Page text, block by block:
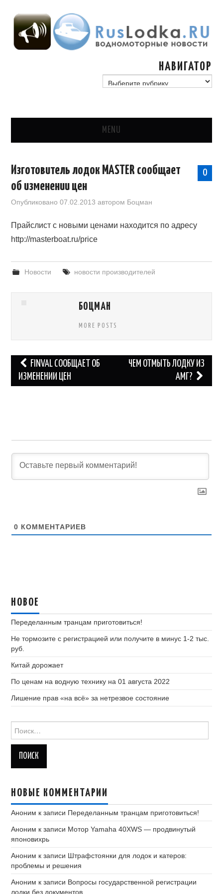
НАВИГАТОР
навигатор
MENU
СТАТЬИ
ГИМС, ГОСУДАРСТВО
0
Изготовитель лодок MASTER сообщает
об изменении цен
Опубликовано07.02.2013 автором Боцман
Прайслист с новыми ценами находится по адресу
http://masterboat.ru/price
Новости новости производителей
БОЦМАН
MORE POSTS
Навигация
по
FINVAL СООБЩАЕТ ОБ
ИЗМЕНЕНИИ ЦЕН
ЧЕМ ОТМЫТЬ ЛОДКУ ИЗ
АМГ?
0 КОММЕНТАРИЕВ
НОВОЕ
Переделанным транцам приготовиться!
Не тормозите с регистрацией или получите в минус 1-2 тыс.
руб.
Китай дорожает
По ценам на водную технику на 01 августа 2022
Лишение прав «на всё» за нетрезвое состояние
НОВЫЕ КОММЕНТАРИИ
Аноним к записи Переделанным транцам приготовиться!
Аноним к записи Мотор Yamaha 40XWS — продвинутый
японовихрь
Аноним к записи Штрафстоянки для лодок и катеров:
проблемы и решения
Аноним к записи Вопросы государственной регистрации
лодки без документов